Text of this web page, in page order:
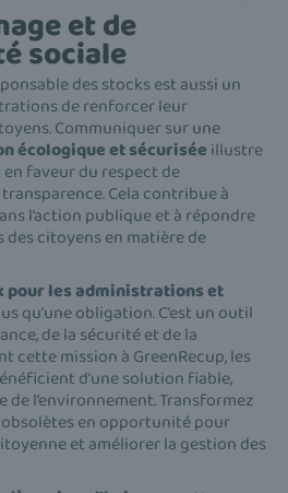
et de
sociale
des stocks est aussi un
de renforcer leur
Communiquer sur une
écologique et sécurisée illustre
faveur du respect de
Cela contribue à
l’action publique et à répondre
citoyens en matière de
pour les administrations et
qu’une obligation. C’est un outil
de la sécurité et de la
cette mission à GreenRecup, les
d’une solution fiable,
l’environnement. Transformez
en opportunité pour
et améliorer la gestion des